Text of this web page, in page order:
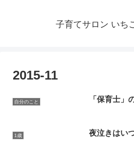
子育てサロン いち
2015-11
自分のこと 「保育士」
1歳 夜泣きはい